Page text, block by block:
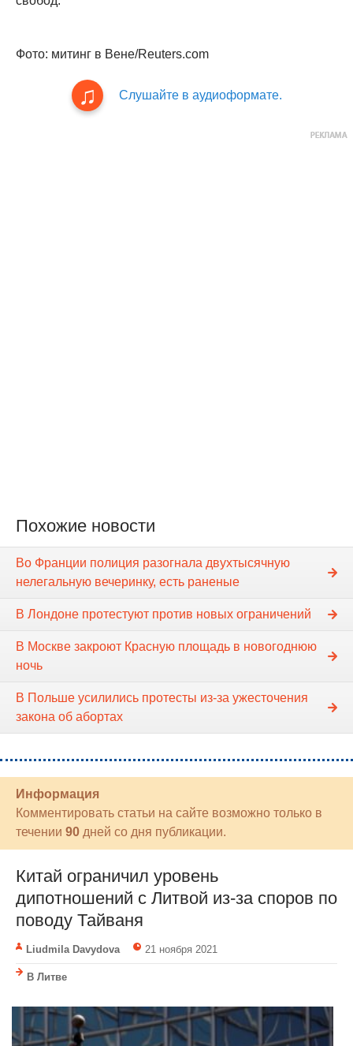
Фото: митинг в Вене/Reuters.com
Слушайте в аудиоформате.
Похожие новости
Во Франции полиция разогнала двухтысячную
нелегальную вечеринку, есть раненые
В Лондоне протестуют против новых ограничений
В Москве закроют Красную площадь в новогоднюю
ночь
В Польше усилились протесты из-за ужесточения
закона об абортах
Информация
Комментировать статьи на сайте возможно только в
течении 90 дней со дня публикации.
Китай ограничил уровень
дипотношений с Литвой из-за споров по
поводу Тайваня
Liudmila Davydova 21 ноября 2021
В Литве